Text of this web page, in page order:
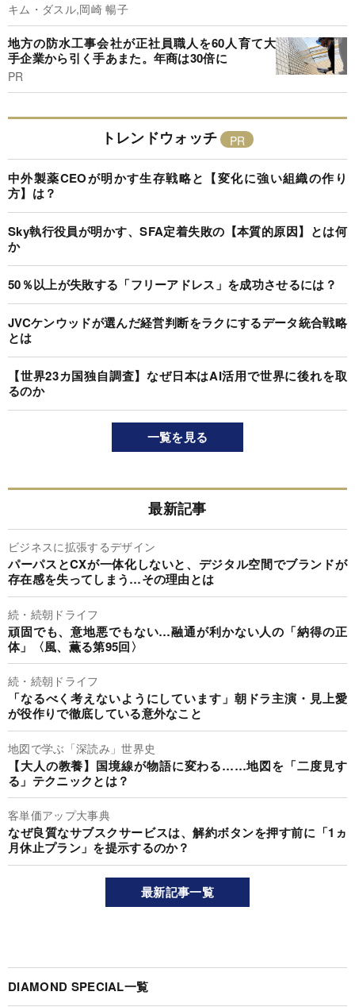
キム・ダスル,岡崎 暢子
地方の防水工事会社が正社員職人を60人育て大
手企業から引く手あまた。年商は30倍に
PR
トレンドウォッチ
中外製薬CEOが明かす生存戦略と【変化に強い組織の作り
方】は？
Sky執行役員が明かす、SFA定着失敗の【本質的原因】とは何
か
50％以上が失敗する「フリーアドレス」を成功させるには？
JVCケンウッドが選んだ経営判断をラクにするデータ統合戦略
とは
【世界23カ国独自調査】なぜ日本はAI活用で世界に後れを取
るのか
一覧を見る
最新記事
ビジネスに拡張するデザイン
パーパスとCXが一体化しないと、デジタル空間でブランドが
存在感を失ってしまう…その理由とは
続・続朝ドライフ
頑固でも、意地悪でもない…融通が利かない人の「納得の正
体」〈風、薫る第95回〉
続・続朝ドライフ
「なるべく考えないようにしています」朝ドラ主演・見上愛
が役作りで徹底している意外なこと
地図で学ぶ「深読み」世界史
【大人の教養】国境線が物語に変わる……地図を「二度見す
る」テクニックとは？
客単価アップ大事典
なぜ良質なサブスクサービスは、解約ボタンを押す前に「1ヵ
月休止プラン」を提示するのか？
最新記事一覧
DIAMOND SPECIAL一覧